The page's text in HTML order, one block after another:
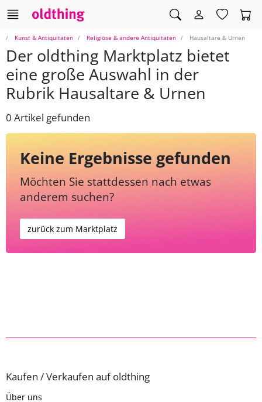
Kunst & Antiquitäten Religiöse & andere Antiquitäten Hausaltare & Urnen
Der oldthing Marktplatz bietet
eine große Auswahl in der
Rubrik Hausaltare & Urnen
0 Artikel gefunden
Keine Ergebnisse gefunden
Möchten Sie stattdessen nach etwas
anderem suchen?
zurück zum Marktplatz
Kaufen / Verkaufen auf oldthing
Über uns